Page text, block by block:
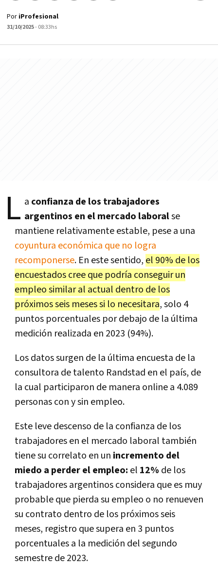
Por iProfesional
31/10/2025- 08:33hs
L a confianza de los trabajadores
argentinos en el mercado laboralse
mantiene relativamente estable, pese a una
coyuntura económica que no logra
recomponerse. En este sentido, el 90% de los
encuestados cree que podría conseguir un
empleo similar al actual dentro de los
próximos seis meses si lo necesitara, solo 4
puntos porcentuales por debajo de la última
medición realizada en 2023 (94%).
Los datos surgen de la última encuesta de la
consultora de talento Randstad en el país, de
la cual participaron de manera online a 4.089
personas con y sin empleo.
Este leve descenso de la confianza de los
trabajadores en el mercado laboral también
tiene su correlato en un incremento del
miedo a perder el empleo: el 12% de los
trabajadores argentinos considera que es muy
probable que pierda su empleo o no renueven
su contrato dentro de los próximos seis
meses, registro que supera en 3 puntos
porcentuales a la medición del segundo
semestre de 2023.